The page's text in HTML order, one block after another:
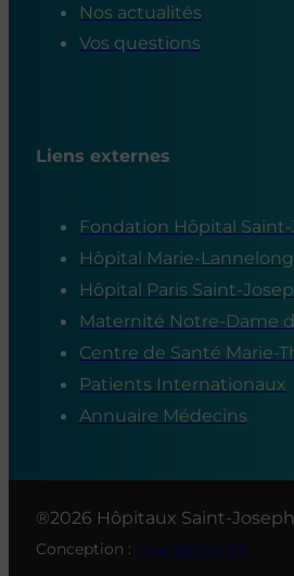
Nos actualités
Vos questions
Liens externes
Fondation Hôpital
Hôpital Marie-
Hôpital Paris Saint-
Maternité Notre-Dame
Centre de Santé Marie-
Patients Internationaux
Annuaire Médecins
®2026 Hôpitaux Saint-
Conception : givememore.fr